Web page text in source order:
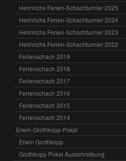
Helmrichs Ferien-Schachturnier 2025
Helmrichs Ferien-Schachturnier 2024
Helmrichs Ferien-Schachturnier 2023
Helmrichs Ferien-Schachturnier 2022
Ferienschach 2019
Ferienschach 2018
Ferienschach 2017
Ferienschach 2016
Ferienschach 2015
Ferienschach 2014
Erwin-Grothkopp-Pokal
Erwin Grothkopp
Grothkopp Pokal Ausschreibung